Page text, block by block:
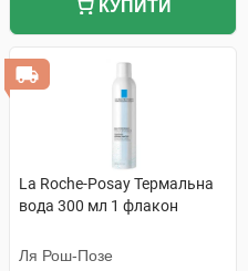
КУПИТИ
La Roche-Posay Термальна
вода 300 мл 1 флакон
Ля Рош-Позе